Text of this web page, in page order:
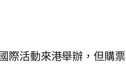
際活動來港舉辦，但購